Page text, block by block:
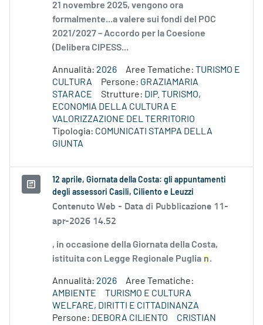
21 novembre 2025, vengono ora
formalmente...a valere sui fondi del POC
2021/2027 – Accordo per la Coesione
(Delibera CIPESS...
Annualità: 2026 Aree Tematiche: TURISMO E
CULTURA
Persone: GRAZIAMARIA
STARACE
Strutture: DIP. TURISMO,
ECONOMIA DELLA CULTURA E
VALORIZZAZIONE DEL TERRITORIO
Tipologia: COMUNICATI STAMPA DELLA
GIUNTA
12 aprile, Giornata della Costa: gli appuntamenti
degli assessori Casili, Ciliento e Leuzzi
Contenuto Web - Data di Pubblicazione 11-
apr-2026 14.52
, in occasione della Giornata della Costa,
istituita con Legge Regionale Puglia n.
Annualità: 2026
Aree Tematiche:
AMBIENTE
TURISMO E CULTURA
WELFARE, DIRITTI E CITTADINANZA
Persone: DEBORA CILIENTO
CRISTIAN